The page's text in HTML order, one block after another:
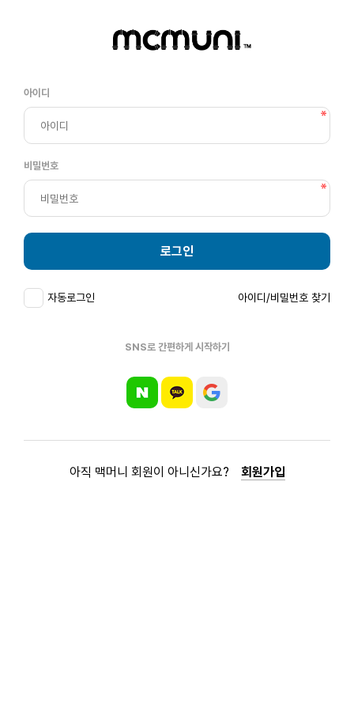
아이디
비밀번호
로그인
자동로그인 아이디/비밀번호 찾기
SNS로 간편하게 시작하기
아직 맥머니 회원이 아니신가요? 회원가입